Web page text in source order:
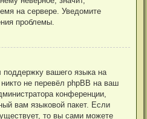
на сервере. Уведомите
проблемы.
поддержку вашего языка на
не перевёл phpBB на ваш
конференции,
вам языковой пакет. Если
то вы сами можете